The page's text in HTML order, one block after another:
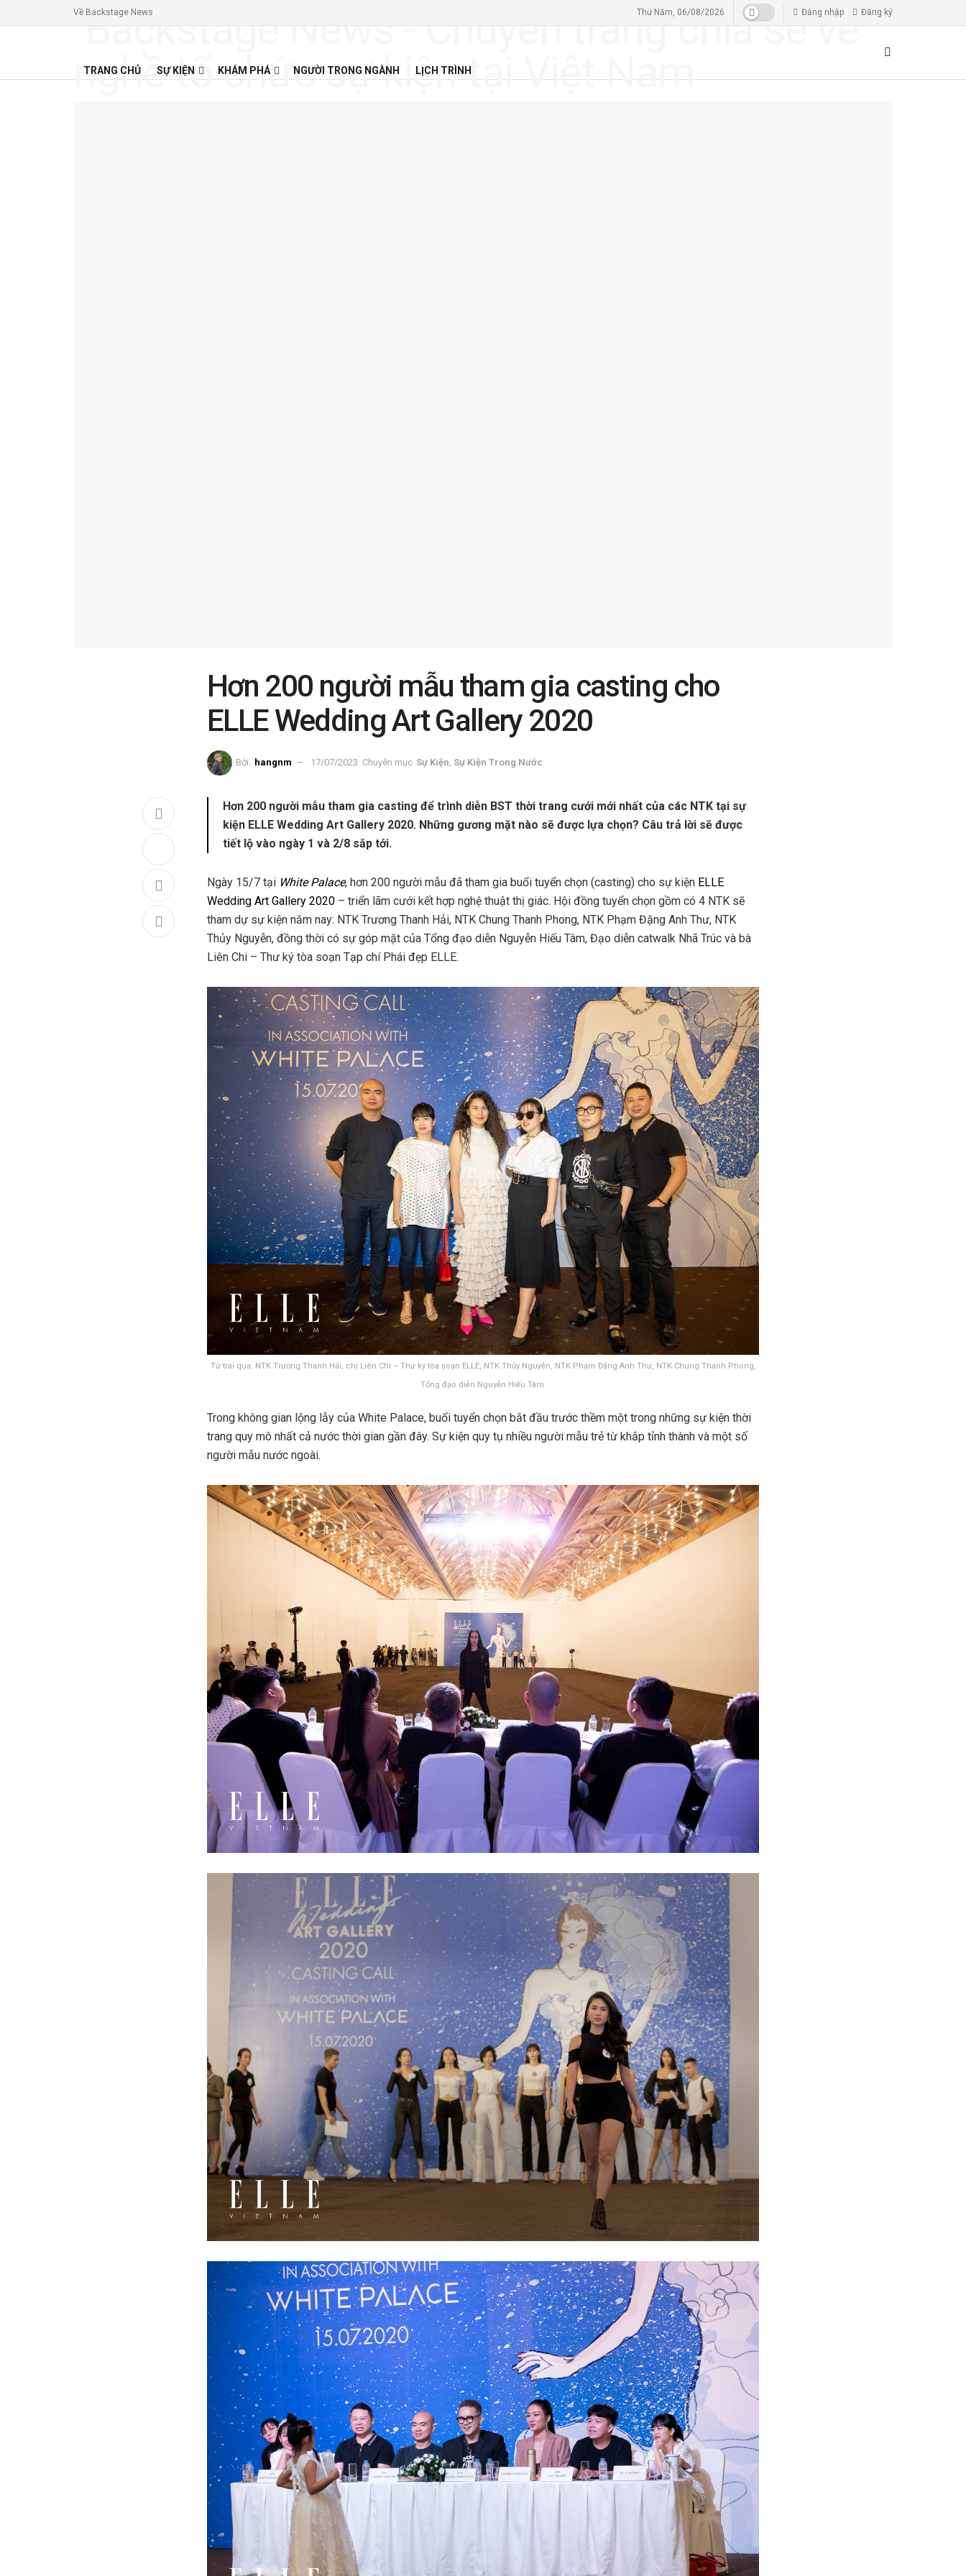
Về Backstage News Thứ Năm, 06/08/2026 Đăng nhập Đăng ký
TRANG CHỦ SỰ KIỆN KHÁM PHÁ NGƯỜI TRONG NGÀNH LỊCH TRÌNH
Hơn 200 người mẫu tham gia casting cho
ELLE Wedding Art Gallery 2020
Bởi hangnm 17/07/2023 Chuyên mục Sự Kiện Sự Kiện Trong Nước
Hơn 200 người mẫu tham gia casting để trình diễn BST thời trang cưới mới nhất của các NTK tại sự
kiện ELLE Wedding Art Gallery 2020. Những gương mặt nào sẽ được lựa chọn? Câu trả lời sẽ được
tiết lộ vào ngày 1 và 2/8 sắp tới.
Ngày 15/7 tại White Palace, hơn 200 người mẫu đã tham gia buổi tuyển chọn (casting) cho sự kiện ELLE
Wedding Art Gallery 2020 – triển lãm cưới kết hợp nghệ thuật thị giác. Hội đồng tuyển chọn gồm có 4 NTK sẽ
tham dự sự kiện năm nay: NTK Trương Thanh Hải, NTK Chung Thanh Phong, NTK Phạm Đặng Anh Thư, NTK
Thủy Nguyễn, đồng thời có sự góp mặt của Tổng đạo diễn Nguyễn Hiếu Tâm, Đạo diễn catwalk Nhã Trúc và bà
Liên Chi – Thư ký tòa soạn Tạp chí Phái đẹp ELLE.
Từ trái qua: NTK Trương Thanh Hải, chị Liên Chi – Thư ký tòa soạn ELLE, NTK Thủy Nguyễn, NTK Phạm Đặng Anh Thư, NTK Chung Thanh Phong,
Tổng đạo diễn Nguyễn Hiếu Tâm.
Trong không gian lộng lẫy của White Palace, buổi tuyển chọn bắt đầu trước thềm một trong những sự kiện thời
trang quy mô nhất cả nước thời gian gần đây. Sự kiện quy tụ nhiều người mẫu trẻ từ khắp tỉnh thành và một số
người mẫu nước ngoài.